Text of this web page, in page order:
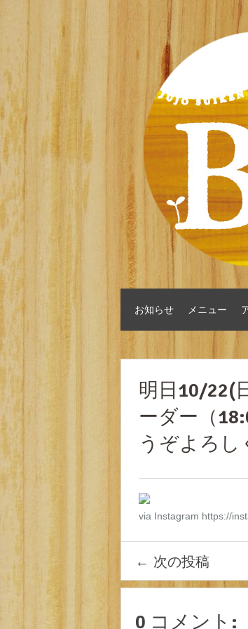
お知らせ メニュー
明日10/22(
ーダー（
うぞよろ
via Instagram https://
← 次の投稿
0 コメント: